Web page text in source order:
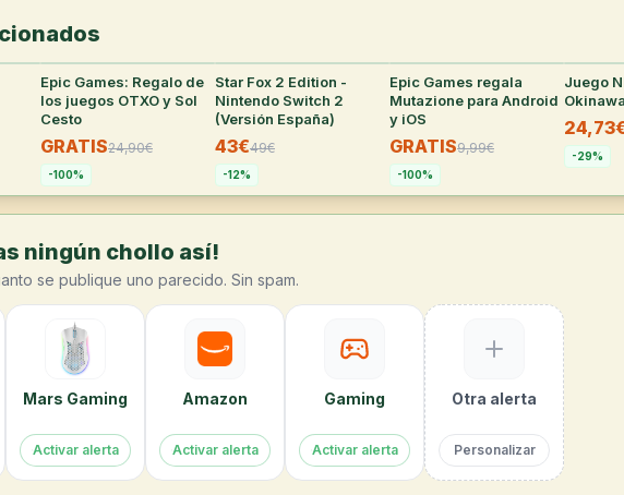
36°
Epic Games: Regalo de
los juegos OTXO y Sol
Cesto
GRATIS24,90€
-100%
Star Fox 2 Edition -
Nintendo Switch 2
(Versión España)
43€49€
-12%
Epic Games regala
Mutazione para Android
y iOS
GRATIS9,99€
-100%
Juego
-29%
ningún chollo así!
se publique uno parecido. Sin spam.
Mars Gaming
Activar alerta
Amazon
Activar alerta
Gaming
Activar alerta
Otra alerta
Personalizar